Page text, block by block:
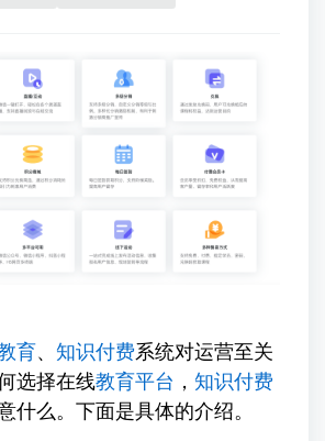
育、 知识付费系统对运营至关
选择在线教育平台 ， 知识付费
什么。下面是具体的介绍。